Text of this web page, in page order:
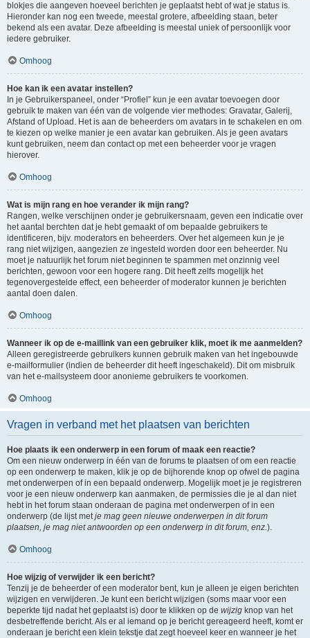
blokjes die aangeven hoeveel berichten je geplaatst hebt of wat je status is.
Hieronder kan nog een tweede, meestal grotere, afbeelding staan, beter
bekend als een avatar. Deze afbeelding is meestal uniek of persoonlijk voor
iedere gebruiker.
Omhoog
Hoe kan ik een avatar instellen?
In je Gebruikerspaneel, onder “Profiel” kun je een avatar toevoegen door
gebruik te maken van één van de volgende vier methodes: Gravatar, Galerij,
Afstand of Upload. Het is aan de beheerders om avatars in te schakelen en om
te kiezen op welke manier je een avatar kan gebruiken. Als je geen avatars
kunt gebruiken, neem dan contact op met een beheerder voor je vragen
hierover.
Omhoog
Wat is mijn rang en hoe verander ik mijn rang?
Rangen, welke verschijnen onder je gebruikersnaam, geven een indicatie over
het aantal berchten dat je hebt gemaakt of om bepaalde gebruikers te
identificeren, bijv. moderators en beheerders. Over het algemeen kun je je
rang niet wijzigen, aangezien ze ingesteld worden door een beheerder. Nu
moet je natuurlijk het forum niet beginnen te spammen met onzinnig veel
berichten, gewoon voor een hogere rang. Dit heeft zelfs mogelijk het
tegenovergestelde effect, een beheerder of moderator kunnen je berichten
aantal doen dalen.
Omhoog
Wanneer ik op de e-maillink van een gebruiker klik, moet ik me aanmelden?
Alleen geregistreerde gebruikers kunnen gebruik maken van het ingebouwde
e-mailformulier (indien de beheerder dit heeft ingeschakeld). Dit om misbruik
van het e-mailsysteem door anonieme gebruikers te voorkomen.
Omhoog
Vragen in verband met het plaatsen van berichten
Hoe plaats ik een onderwerp in een forum of maak een reactie?
Om een nieuw onderwerp in één van de forums te plaatsen of om een reactie
op een onderwerp te maken, klik je op de bijhorende knop op ofwel de pagina
met onderwerpen of in een bepaald onderwerp. Mogelijk moet je je registreren
voor je een nieuw onderwerp kan aanmaken, de permissies die je al dan niet
hebt in het forum staan onderaan de pagina met onderwerpen of in een
onderwerp (de lijst metje mag geen nieuwe onderwerpen in dit forum
plaatsen, je mag niet antwoorden op een onderwerp in dit forum, enz.).
Omhoog
Hoe wijzig of verwijder ik een bericht?
Tenzij je de beheerder of een moderator bent, kun je alleen je eigen berichten
wijzigen en verwijderen. Je kunt een bericht wijzigen (soms maar voor een
beperkte tijd nadat het geplaatst is) door te klikken op de wijzig knop van het
desbetreffende bericht. Als er al iemand op je bericht gereageerd heeft, komt er
onderaan je bericht een klein tekstje dat zegt hoeveel keer en wanneer je het